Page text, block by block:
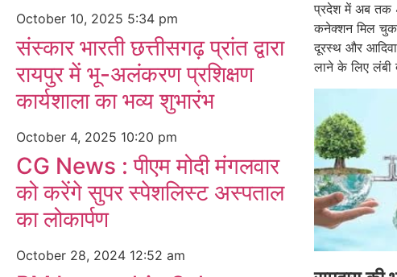
October 10, 2025 5:34 pm
संस्कार भारती छत्तीसगढ़ प्रांत द्वारा
रायपुर में भू-अलंकरण प्रशिक्षण
कार्यशाला का भव्य शुभारंभ
October 4, 2025 10:20 pm
CG News : पीएम मोदी मंगलवार
को करेंगे सुपर स्पेशलिस्ट अस्पताल
का लोकार्पण
October 28, 2024 12:52 am
प्रदेश में अब तक
कनेक्शन मिल
दूरस्थ और
लाने के लिए लंबी